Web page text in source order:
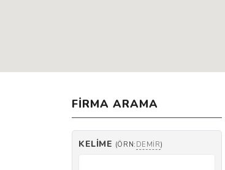
FIRMA ARAMA
KELIME (ÖRN: DEMIR)